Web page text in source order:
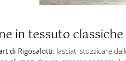
in tessuto
di Rigosalotti: lasciati stuzzicare